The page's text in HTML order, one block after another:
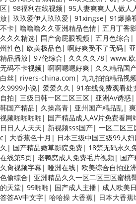
区| 98福利在线视频| 95人妻爽爽人人做人
放| 玖玖爱伊人玖玖爱| 91xingse| 91爆操
不卡| 噜噜噜久久亚洲精品色情| 五月丁香
久久久精选| 国产肏屁眼视频| 五月色综合 |
州性色| 欧美极品色| 啊好爽受不了无码|
精品播放| 97伦综合 | 久久久久78| www.
无码不卡视频| 啊啊嗯嗯好爽| 久久精品国
白丝 | rivers-china.com | 九九拍拍精品视
久9999小说| 爱爱久久 | 91在线免费观看处
自拍 | 三级日韩一区二区三区| 亚洲Av诱惑|
韩国产精品 | 久操高青| 亚州国产精品乱|
视频啪啪啪啪 | 国产精品成人AV片免费看网
日日人人天天 | 新视频sss国产| 一区二区三
c | 大香蕉色十月 | 日本三级中国三级99人
久 | 国产精品嫩草影院免费| 18禁无码永久
在线第5页| 老鸭窝成人免费毛片视频| 国产
久肏视频字幕 | 哑洲在线| 欧美综合自拍亚
色偷综合 | 亚洲精品久久一区二区三区蜜桃
的天堂| 99啪啪 | 国产成人主播 | 成人欧美
答答AV中文字| 哈哈操 大香蕉| 日本大香蕉